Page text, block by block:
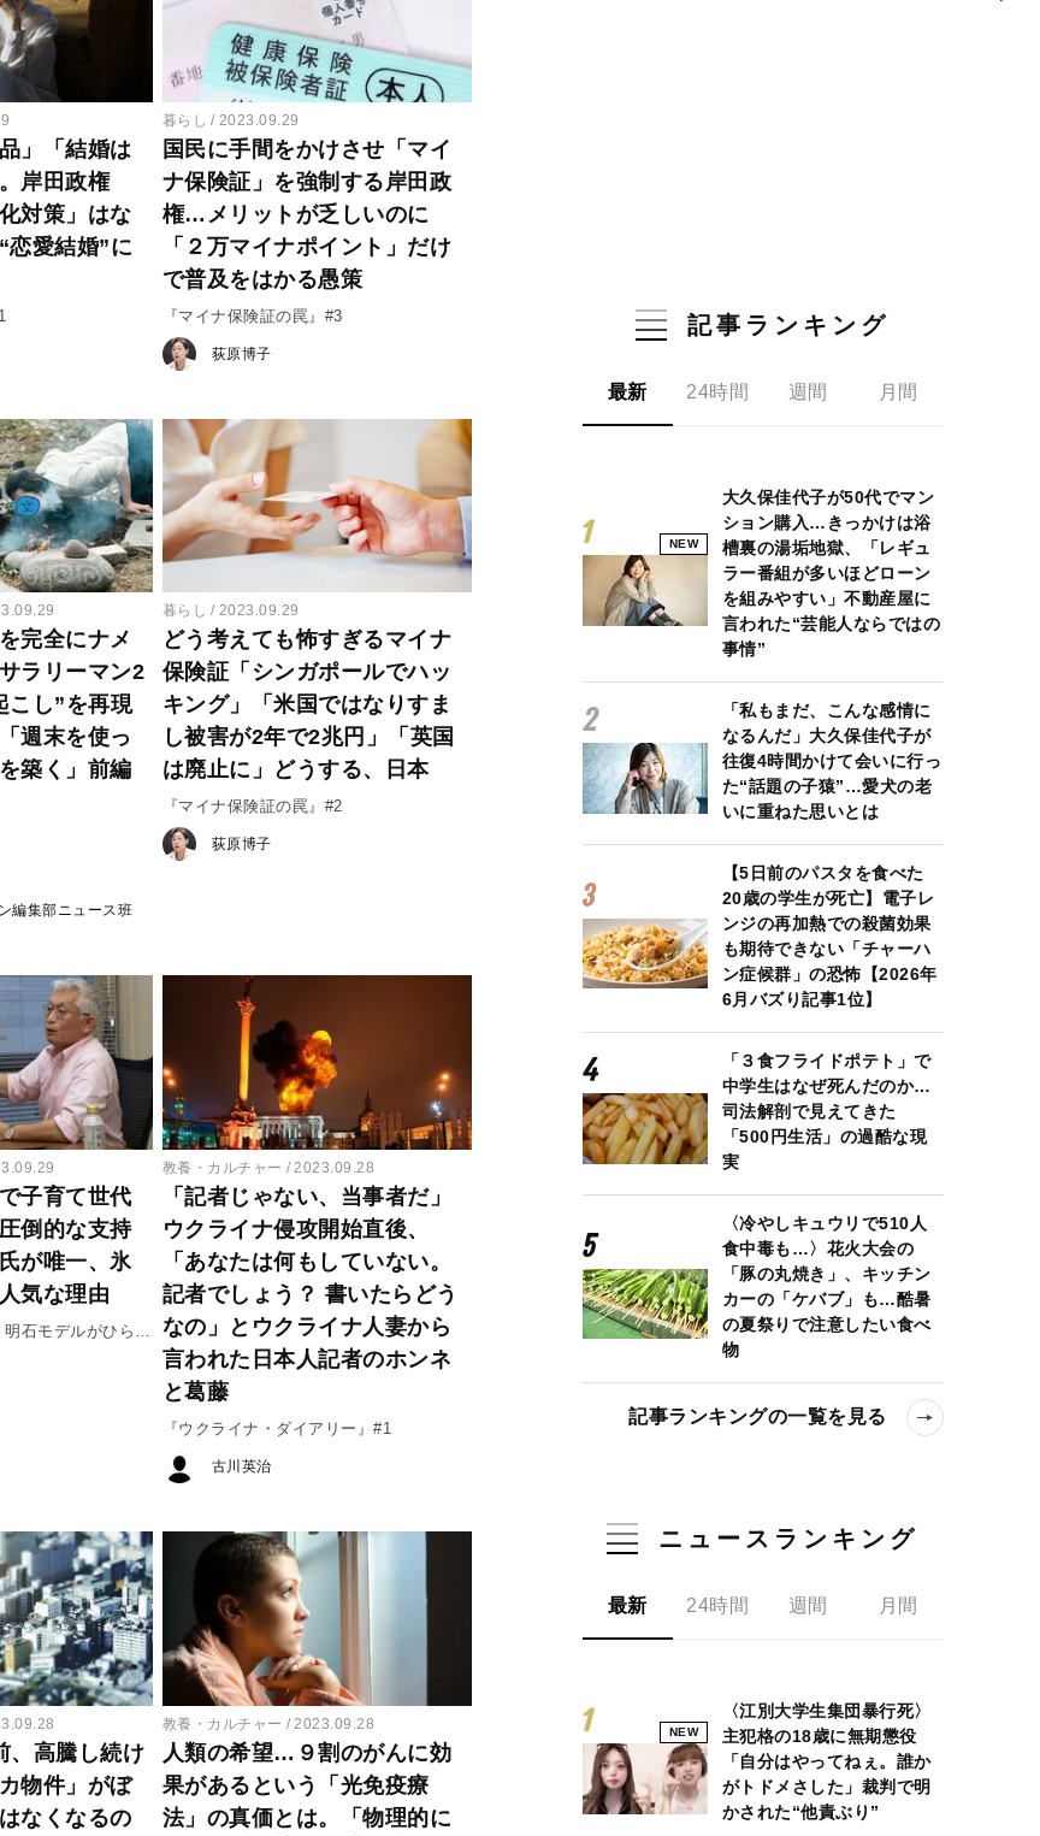
」「結婚は
岸田政権
対策」はな
恋愛結婚”に
暮らし 2023.09.29
国民に手間をかけさせ「マイ
ナ保険証」を強制する岸田政
権…メリットが乏しいのに
「２万マイナポイント」だけ
で普及をはかる愚策
『マイナ保険証の罠』#3
荻原博子
完全にナメ
ラリーマン2
こし”を再現
週末を使っ
築く」前編
編集部ニュース班
暮らし 2023.09.29
どう考えても怖すぎるマイナ
保険証「シンガポールでハッ
キング」「米国ではなりすま
し被害が2年で2兆円」「英国
は廃止に」どうする、日本
『マイナ保険証の罠』#2
荻原博子
子育て世代
倒的な支持
が唯一、氷
気な理由
石モデルがひらく
教養・カルチャー 2023.09.28
「記者じゃない、当事者だ」
ウクライナ侵攻開始直後、
「あなたは何もしていない。
記者でしょう？ 書いたらどう
なの」とウクライナ人妻から
言われた日本人記者のホンネ
と葛藤
『ウクライナ・ダイアリー』#1
古川英治
、高騰し続け
物件」がぼ
なくなるの
教養・カルチャー 2023.09.28
人類の希望…９割のがんに効
果があるという「光免疫療
法」の真価とは。「物理的に
記事ランキング
最新 24時間 週間 月間
NEW
大久保佳代子が50代でマン
ション購入…きっかけは浴
槽裏の湯垢地獄、「レギュ
ラー番組が多いほどローン
を組みやすい」不動産屋に
言われた“芸能人ならではの
事情”
「私もまだ、こんな感情に
なるんだ」大久保佳代子が
往復4時間かけて会いに行っ
た“話題の子猿”…愛犬の老
いに重ねた思いとは
【5日前のパスタを食べた
20歳の学生が死亡】電子レ
ンジの再加熱での殺菌効果
も期待できない「チャーハ
ン症候群」の恐怖【2026年
6月バズり記事1位】
「３食フライドポテト」で
中学生はなぜ死んだのか…
司法解剖で見えてきた
「500円生活」の過酷な現
実
〈冷やしキュウリで510人
食中毒も…〉花火大会の
「豚の丸焼き」、キッチン
カーの「ケバブ」も…酷暑
の夏祭りで注意したい食べ
物
記事ランキングの一覧を見る
ニュースランキング
最新 24時間 週間 月間
NEW
〈江別大学生集団暴行死〉
主犯格の18歳に無期懲役
「自分はやってねぇ。誰か
がトドメさした」裁判で明
かされた“他責ぶり”